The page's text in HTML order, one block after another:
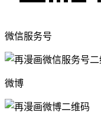
微信服务号
微博